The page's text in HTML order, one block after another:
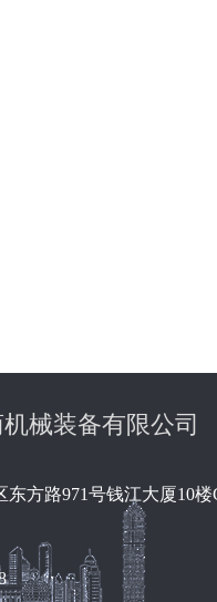
械装备有限公司
方路971号钱江大厦10楼